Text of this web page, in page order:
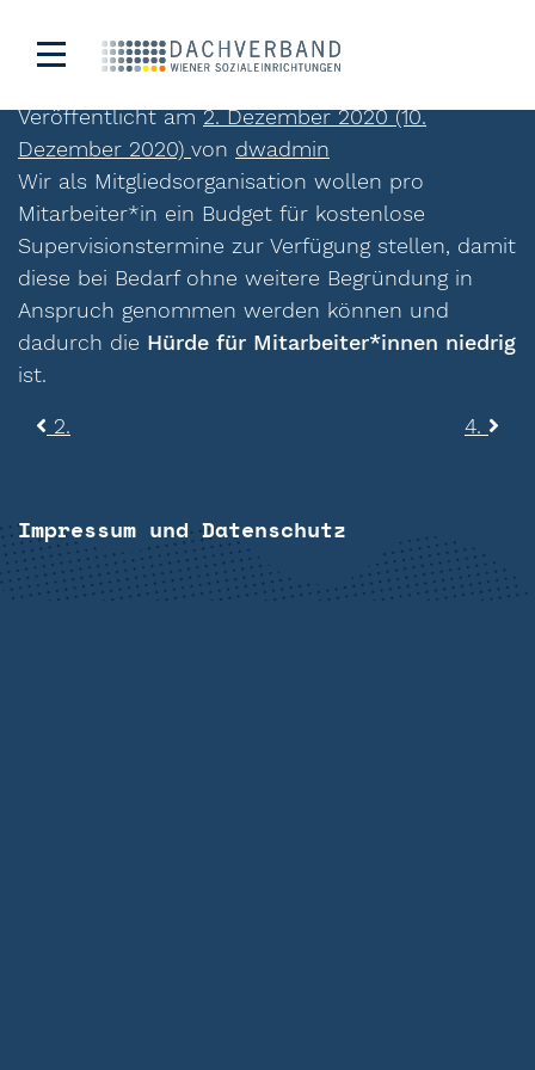
3.
Veröffentlicht am2. Dezember 2020(10.
Dezember 2020) von dwadmin
Wir als Mitgliedsorganisation wollen pro
Mitarbeiter*in ein Budget für kostenlose
Supervisionstermine zur Verfügung stellen, damit
diese bei Bedarf ohne weitere Begründung in
Anspruch genommen werden können und
dadurch die Hürde für Mitarbeiter*innen niedrig
ist.
Beitragsnavigation
2. 4.
Impressum und Datenschutz